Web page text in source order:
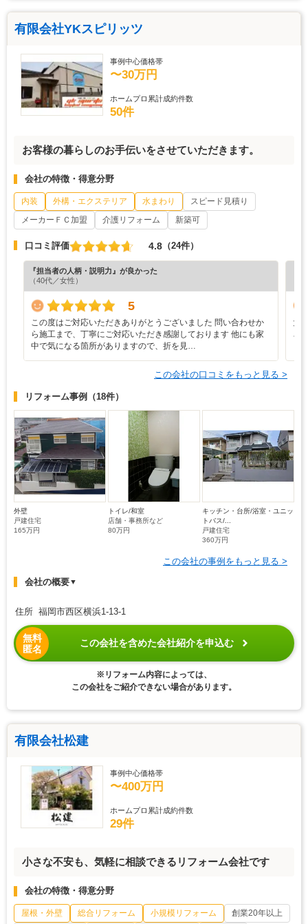
有限会社YKスピリッツ
事例中心価格帯
〜30万円
ホームプロ累計成約件数
50件
お客様の暮らしのお手伝いをさせていただきます。
会社の特徴・得意分野
内装 外構・エクステリア 水まわり
スピード見積り
メーカーＦＣ加盟
介護リフォーム 新築可
口コミ評価 4.8 （24件）
『担当者の人柄・説明力』が良かった
（40代／女性）
5
この度はご対応いただきありがとうございました 問い合わせか
ら施工まで、丁寧にご対応いただき感謝しております 他にも家
中で気になる箇所がありますので、折を見…
大
さ
この会社の口コミをもっと見る >
リフォーム事例 （18件）
外壁
戸建住宅
165万円
トイレ/和室
店舗・事務所など
80万円
キッチン・台所/浴室・ユニッ
トバス/...
戸建住宅
360万円
この会社の事例をもっと見る >
会社の概要▼
住所 福岡市西区横浜1-13-1
無料
匿名
この会社を含めた会社紹介を申込む
※リフォーム内容によっては、
この会社をご紹介できない場合があります。
有限会社松建
事例中心価格帯
〜400万円
ホームプロ累計成約件数
29件
小さな不安も、気軽に相談できるリフォーム会社です
会社の特徴・得意分野
屋根・外壁 総合リフォーム 小規模リフォーム 創業20年以上